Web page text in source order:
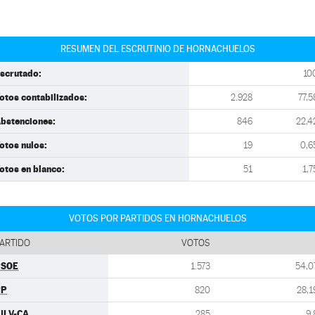
RESUMEN DEL ESCRUTINIO DE HORNACHUELOS
contabilizados: 2.928
846
nulos: 19
en blanco: 51
VOTOS POR PARTIDOS EN HORNACHUELOS
VOTOS
1.573
820